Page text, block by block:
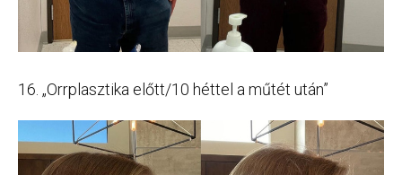
16. „Orrplasztika előtt/10 héttel a műtét után”